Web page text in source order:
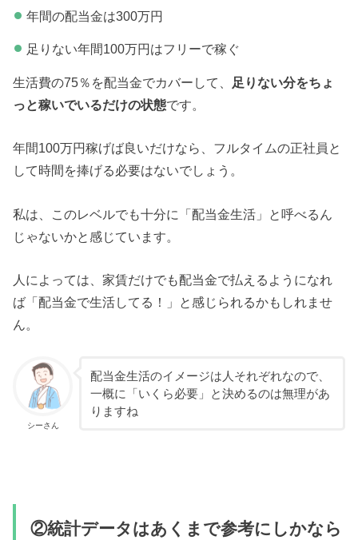
年間の配当金は300万円
足りない年間100万円はフリーで稼ぐ
生活費の75％を配当金でカバーして、 足りない分をちょ
っと稼いでいるだけの状態です。
年間100万円稼げば良いだけなら、フルタイムの正社員と
して時間を捧げる必要はないでしょう。
私は、このレベルでも十分に「配当金生活」と呼べるん
じゃないかと感じています。
人によっては、家賃だけでも配当金で払えるようになれ
ば「配当金で生活してる！」と感じられるかもしれませ
ん。
シーさん
配当金生活のイメージは人それぞれなので、
一概に「いくら必要」と決めるのは無理があ
りますね
②統計データはあくまで参考にしかなら